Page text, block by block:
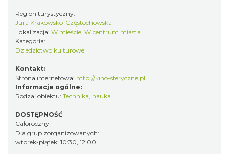
Region turystyczny:
Jura Krakowsko-Częstochowska
Lokalizacja: W mieście, W centrum miasta
Kategoria:
Dziedzictwo kulturowe
Kontakt:
Strona internetowa: http://kino-sferyczne.pl
Informacje ogólne:
Rodzaj obiektu: Technika, nauka…
DOSTĘPNOŚĆ
Całoroczny
Dla grup zorganizowanych:
wtorek-piątek: 10:30, 12:00